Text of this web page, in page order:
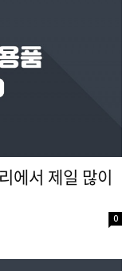
에서 제일 많이
0